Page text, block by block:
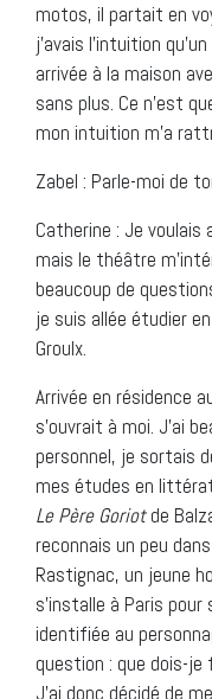
motos, il partait en
j’avais l’intuition
arrivée à la maison
sans plus. Ce n’est
mon intuition m’a
Zabel : Parle-moi de
Catherine : Je
mais le théâtre
beaucoup de
je suis allée étudier
Groulx.
Arrivée en résidence
s’ouvrait à moi. J’ai
personnel, je sortais
mes études en
Le Père Goriotde
reconnais un peu
Rastignac, un jeune
s’installe à Paris
identifiée au
question : que dois-
J’ai donc décidé de